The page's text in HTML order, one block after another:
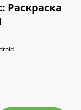
Раскраска